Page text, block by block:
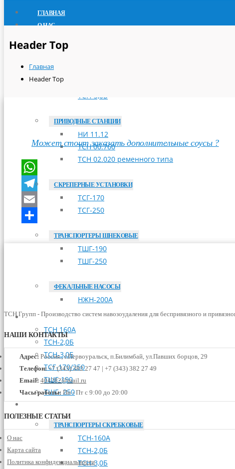
ГЛАВНАЯ
О НАС
ТСН-3,0Б
ПРИВОДНЫЕ СТАНЦИИ
НИ 11.12
ТСН 00.760
ТСН 02.020 ременного типа
СКРЕПЕРНЫЕ УСТАНОВКИ
ТСГ-170
ТСГ-250
ТРАНСПОРТЕРЫ ШНЕКОВЫЕ
ТШГ-190
ТШГ-250
ФЕКАЛЬНЫЕ НАСОСЫ
НЖН-200А
МОНТАЖ
ТСН 160А
ТСН-2,0Б
ТСН-3,0Б
ТСГ-170/250
ТШГ-190
ТШГ- 250
ТРАНСПОРТЕРЫ СКРЕБКОВЫЕ
ТСН-160А
ТСН-2,0Б
ТСН-3,0Б
Header Top
Главная
Header Top
Может стоит заказать дополнительные соусы ?
WhatsApp
Telegram
Email
ТСН Групп - Производство систем навозоудаления для беспривязного и
НАШИ КОНТАКТЫ
Адрес: Россия., г.Первоуральск, п.Билимбай, ул.Павших борцов, 29
Телефон: +7 (343) 382 27 47 | +7 (343) 382 27 49
Email: 404282@mail.ru
Часы работы: Пн - Пт с 9:00 до 20:00
ПОЛЕЗНЫЕ СТАТЬИ
О нас
Карта сайта
Политика конфиденциальности